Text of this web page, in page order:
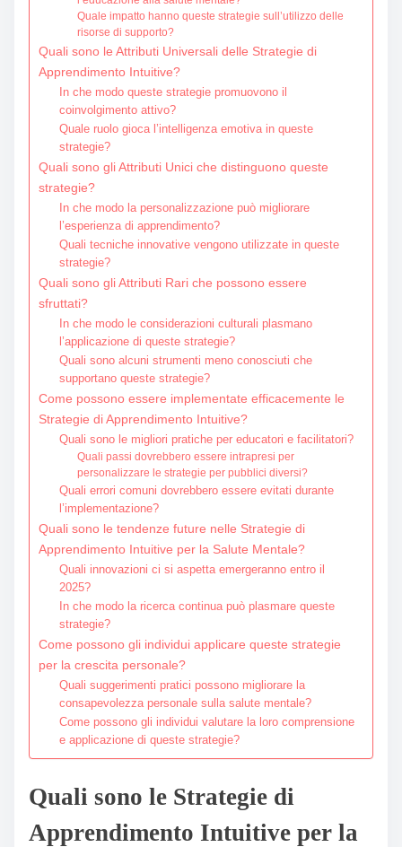
Quale impatto hanno queste strategie sull’utilizzo delle
risorse di supporto?
Quali sono le Attributi Universali delle Strategie di
Apprendimento Intuitive?
In che modo queste strategie promuovono il
coinvolgimento attivo?
Quale ruolo gioca l’intelligenza emotiva in queste
strategie?
Quali sono gli Attributi Unici che distinguono queste
strategie?
In che modo la personalizzazione può migliorare
l’esperienza di apprendimento?
Quali tecniche innovative vengono utilizzate in queste
strategie?
Quali sono gli Attributi Rari che possono essere
sfruttati?
In che modo le considerazioni culturali plasmano
l’applicazione di queste strategie?
Quali sono alcuni strumenti meno conosciuti che
supportano queste strategie?
Come possono essere implementate efficacemente le
Strategie di Apprendimento Intuitive?
Quali sono le migliori pratiche per educatori e facilitatori?
Quali passi dovrebbero essere intrapresi per
personalizzare le strategie per pubblici diversi?
Quali errori comuni dovrebbero essere evitati durante
l’implementazione?
Quali sono le tendenze future nelle Strategie di
Apprendimento Intuitive per la Salute Mentale?
Quali innovazioni ci si aspetta emergeranno entro il
2025?
In che modo la ricerca continua può plasmare queste
strategie?
Come possono gli individui applicare queste strategie
per la crescita personale?
Quali suggerimenti pratici possono migliorare la
consapevolezza personale sulla salute mentale?
Come possono gli individui valutare la loro comprensione
e applicazione di queste strategie?
Quali sono le Strategie di
Apprendimento Intuitive per la